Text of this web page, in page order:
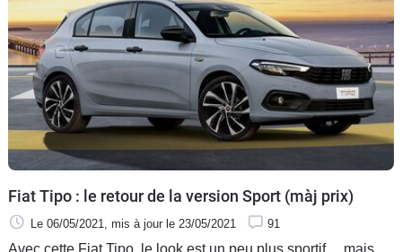
Fiat Tipo : le retour de la version Sport (màj prix)
Le 06/05/2021 , mis à jour le 23/05/2021 91